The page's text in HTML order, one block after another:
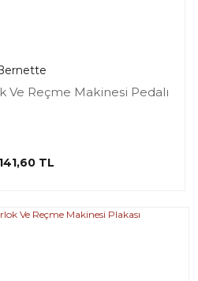
Reçme Makinesi Pedalı
TL